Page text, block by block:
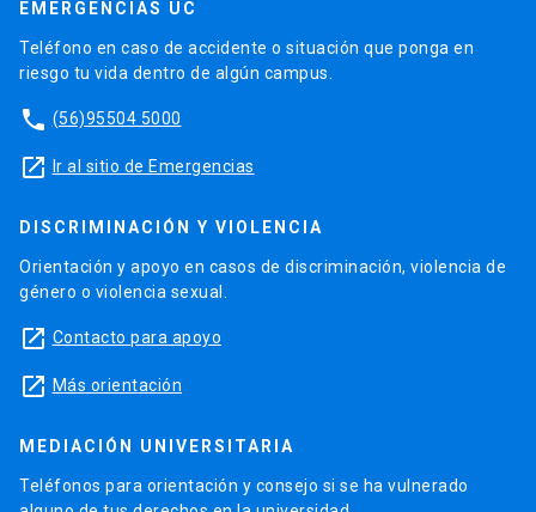
EMERGENCIAS UC
Teléfono en caso de accidente o situación que ponga en
riesgo tu vida dentro de algún campus.
phone (56)95504 5000
launch Ir al sitio de Emergencias
DISCRIMINACIÓN Y VIOLENCIA
Orientación y apoyo en casos de discriminación, violencia de
género o violencia sexual.
launch Contacto para apoyo
launch Más orientación
MEDIACIÓN UNIVERSITARIA
Teléfonos para orientación y consejo si se ha vulnerado